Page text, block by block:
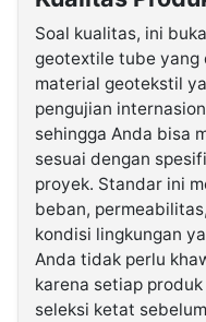
Soal kualitas, ini
geotextile tube yang
material geotekstil
pengujian
sehingga Anda bisa
sesuai dengan
proyek. Standar ini
beban,
kondisi lingkungan
Anda tidak perlu
karena setiap
seleksi ketat